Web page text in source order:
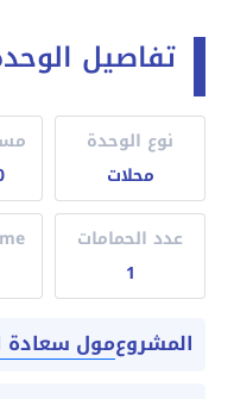
تفاصيل
نوع الوحدة
محلات
عدد الحمامات
1
المشروعمول سعادة